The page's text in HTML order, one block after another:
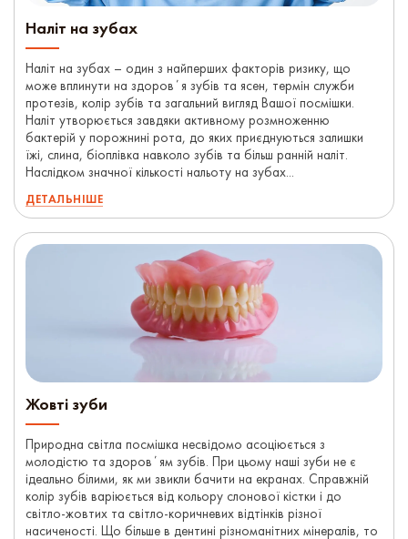
Наліт на зубах
Наліт на зубах – один з найперших факторів ризику, що
може вплинути на здоровʼя зубів та ясен, термін служби
протезів, колір зубів та загальний вигляд Вашої посмішки.
Наліт утворюється завдяки активному розмноженню
бактерій у порожнині рота, до яких приєднуються залишки
їжі, слина, біоплівка навколо зубів та більш ранній наліт.
Наслідком значної кількості нальоту на зубах...
ДЕТАЛЬНІШЕ
Жовті зуби
Природна світла посмішка несвідомо асоціюється з
молодістю та здоровʼям зубів. При цьому наші зуби не є
ідеально білими, як ми звикли бачити на екранах. Справжній
колір зубів варіюється від кольору слонової кістки і до
світло-жовтих та світло-коричневих відтінків різної
насиченості. Що більше в дентині різноманітних мінералів, то